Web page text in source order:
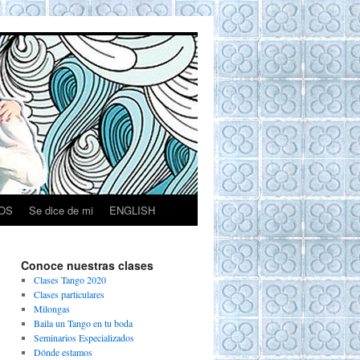
Se dice de mi ENGLISH
Conoce nuestras clases
Clases Tango 2020
Clases particulares
Milongas
Baila un Tango en tu boda
Seminarios Especializados
Dónde estamos